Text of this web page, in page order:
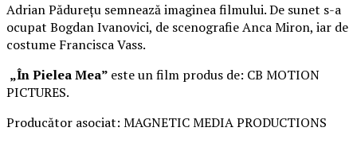
Adrian Pădurețu semnează imaginea filmului. De sunet s-a
ocupat Bogdan Ivanovici, de scenografie Anca Miron, iar de
costume Francisca Vass.
„În Pielea Mea” este un film produs de: CB MOTION
PICTURES.
Producător asociat: MAGNETIC MEDIA PRODUCTIONS